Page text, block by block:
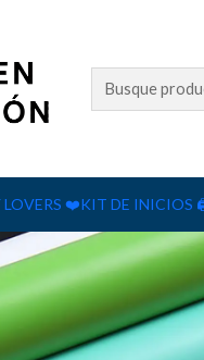
LOVERS ❤️KIT DE INICIOS